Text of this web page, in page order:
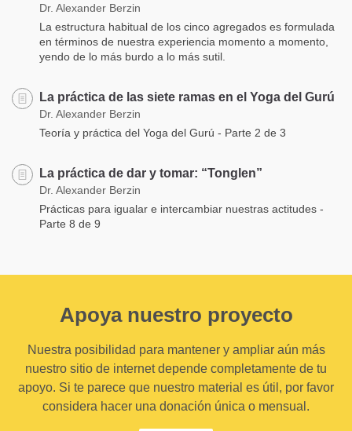
Dr. Alexander Berzin
La estructura habitual de los cinco agregados es formulada
en términos de nuestra experiencia momento a momento,
yendo de lo más burdo a lo más sutil.
La práctica de las siete ramas en el Yoga del Gurú
Dr. Alexander Berzin
Teoría y práctica del Yoga del Gurú - Parte 2 de 3
La práctica de dar y tomar: “Tonglen”
Dr. Alexander Berzin
Prácticas para igualar e intercambiar nuestras actitudes -
Parte 8 de 9
Apoya nuestro proyecto
Nuestra posibilidad para mantener y ampliar aún más
nuestro sitio de internet depende completamente de tu
apoyo. Si te parece que nuestro material es útil, por favor
considera hacer una donación única o mensual.